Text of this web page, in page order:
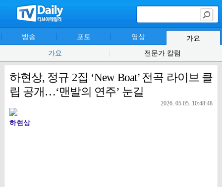
방송 포토 영상
가요
가요
전문가 칼럼
하현상, 정규 2집 ‘New Boat’ 전곡 라이브 클
립 공개…‘맨발의 연주’ 눈길
2026. 05.05. 10:48:48
하현상